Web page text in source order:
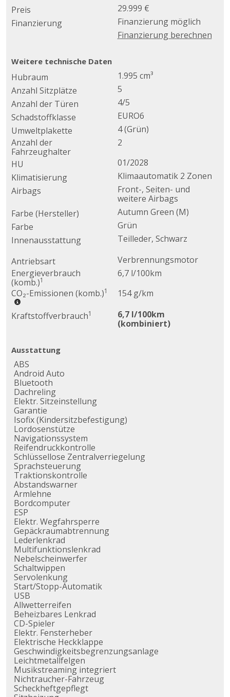
Preis
29.999 €
Finanzierung
Finanzierung möglich
Finanzierung berechnen
Weitere technische Daten
Hubraum
1.995 cm³
Anzahl Sitzplätze
5
Anzahl der Türen
4/5
Schadstoffklasse
EURO6
Umweltplakette
4 (Grün)
Anzahl der
Fahrzeughalter
2
HU
01/2028
Klimatisierung
Klimaautomatik 2 Zonen
Airbags
Front-, Seiten- und
weitere Airbags
Farbe (Hersteller)
Autumn Green (M)
Farbe
Grün
Innenausstattung
Teilleder, Schwarz
Antriebsart
Verbrennungsmotor
Energieverbrauch
(komb.)1
6,7 l/100km
CO₂-Emissionen (komb.)1
154 g/km
Kraftstoffverbrauch1
6,7 l/100km
(kombiniert)
Ausstattung
ABS
Android Auto
Bluetooth
Dachreling
Elektr. Sitzeinstellung
Garantie
Isofix (Kindersitzbefestigung)
Lordosenstütze
Navigationssystem
Reifendruckkontrolle
Schlüssellose Zentralverriegelung
Sprachsteuerung
Traktionskontrolle
Abstandswarner
Armlehne
Bordcomputer
ESP
Elektr. Wegfahrsperre
Gepäckraumabtrennung
Lederlenkrad
Multifunktionslenkrad
Nebelscheinwerfer
Schaltwippen
Servolenkung
Start/Stopp-Automatik
USB
Allwetterreifen
Beheizbares Lenkrad
CD-Spieler
Elektr. Fensterheber
Elektrische Heckklappe
Geschwindigkeitsbegrenzungsanlage
Leichtmetallfelgen
Musikstreaming integriert
Nichtraucher-Fahrzeug
Scheckheftgepflegt